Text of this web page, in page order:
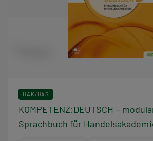
HAK/HAS
KOMPETENZ:DEUTSCH –
Sprachbuch für